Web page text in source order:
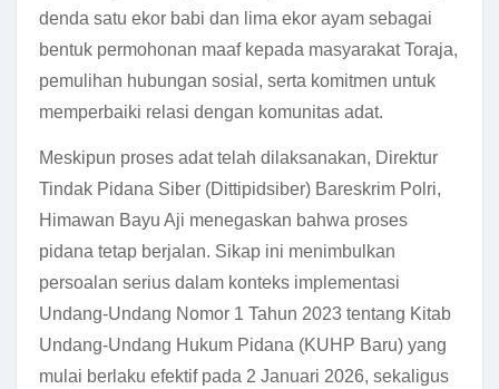
denda satu ekor babi dan lima ekor ayam sebagai
bentuk permohonan maaf kepada masyarakat Toraja,
pemulihan hubungan sosial, serta komitmen untuk
memperbaiki relasi dengan komunitas adat.
Meskipun proses adat telah dilaksanakan, Direktur
Tindak Pidana Siber (Dittipidsiber) Bareskrim Polri,
Himawan Bayu Aji menegaskan bahwa proses
pidana tetap berjalan. Sikap ini menimbulkan
persoalan serius dalam konteks implementasi
Undang-Undang Nomor 1 Tahun 2023 tentang Kitab
Undang-Undang Hukum Pidana (KUHP Baru) yang
mulai berlaku efektif pada 2 Januari 2026, sekaligus